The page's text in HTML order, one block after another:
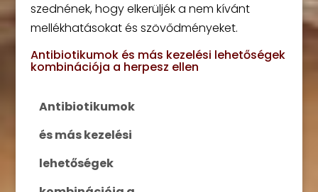
szednének, hogy elkerüljék a nem kívánt
mellékhatásokat és szövődményeket.
Antibiotikumok és más kezelési lehetőségek
kombinációja a herpesz ellen
Antibiotikumok
és más kezelési
lehetőségek